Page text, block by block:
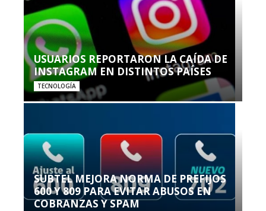
USUARIOS REPORTARON LA CAÍDA DE
INSTAGRAM EN DISTINTOS PAÍSES
TECNOLOGÍA
SUBTEL MEJORA NORMA DE PREFIJOS
600 Y 809 PARA EVITAR ABUSOS EN
COBRANZAS Y SPAM